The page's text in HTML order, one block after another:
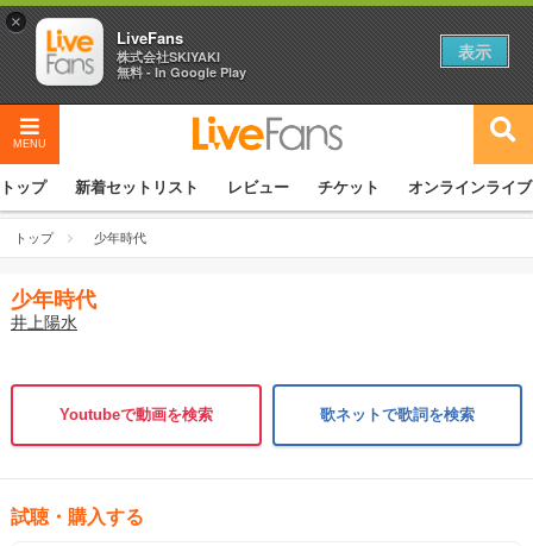
MENU
トップ 新着セットリスト レビュー チケット オンラインライブ
トップ 少年時代
少年時代
井上陽水
Youtubeで動画を検索 歌ネットで歌詞を検索
試聴・購入する
×
LiveFans
株式会社SKIYAKI
無料 - In Google Play
表示